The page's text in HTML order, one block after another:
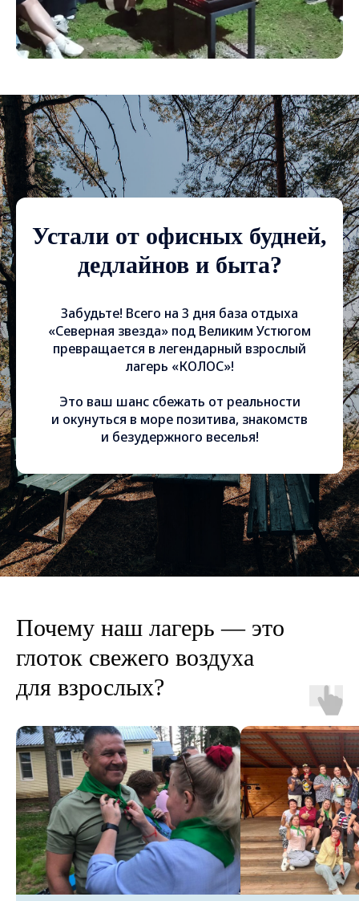
Устали от офисных будней,
дедлайнов и быта?
Забудьте! Всего на 3 дня база отдыха
«Северная звезда» под Великим Устюгом
превращается в легендарный взрослый
лагерь «КОЛОС»!
Это ваш шанс сбежать от реальности
и окунуться в море позитива, знакомств
и безудержного веселья!
Почему наш лагерь — это
глоток свежего воздуха
для взрослых?